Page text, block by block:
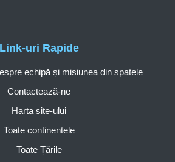
Link-uri Rapide
echipă și misiunea din spatele
Contactează-ne
Harta site-ului
Toate continentele
Toate Țările